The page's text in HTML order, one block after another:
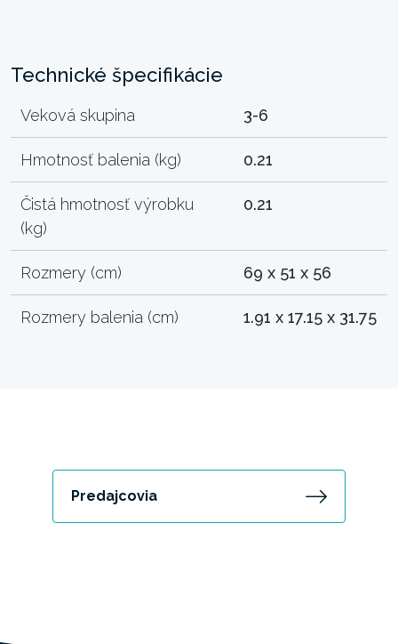
Technické špecifikácie
Veková skupina 3-6
Hmotnosť balenia (kg) 0.21
Čistá hmotnosť výrobku
(kg)
0.21
Rozmery (cm) 69 x 51 x 56
Rozmery balenia (cm) 1.91 x 17.15 x 31.75
Predajcovia